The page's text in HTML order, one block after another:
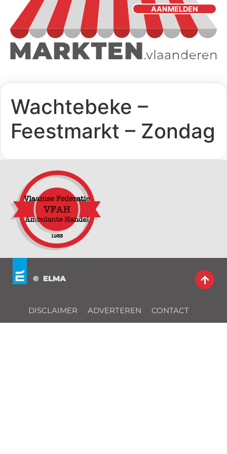
AANMELDEN
Wachtebeke –
Feestmarkt – Zondag
© ELMA
DISCLAIMER ADVERTEREN CONTACT